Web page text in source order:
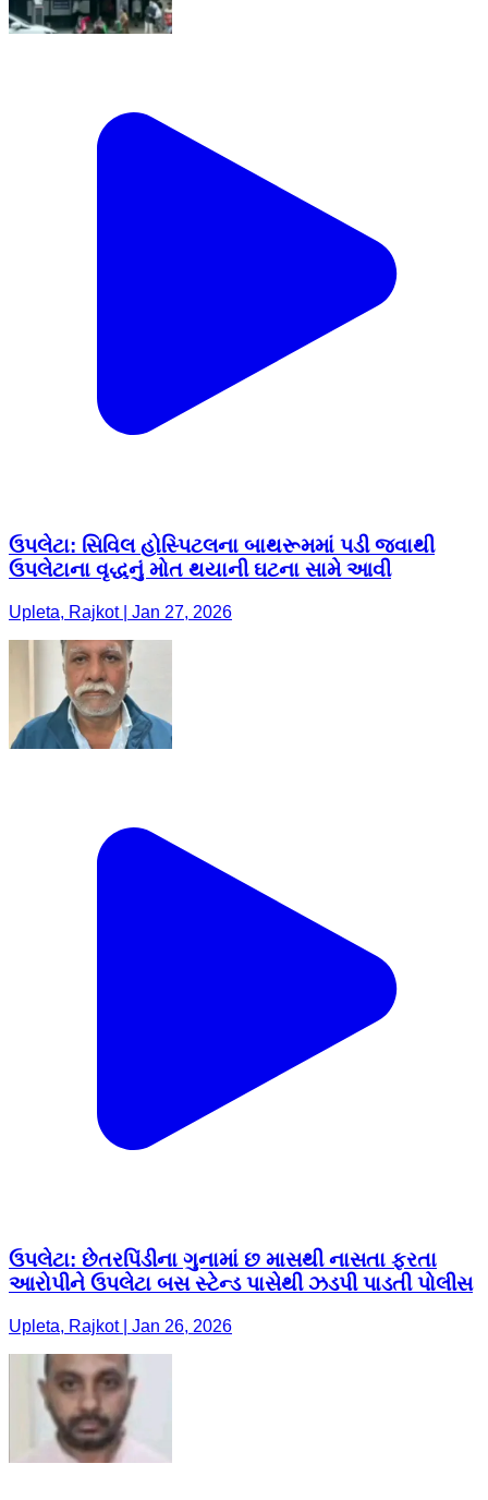
ઉપલેટા: સિવિલ હોસ્પિટલના બાથરૂમમાં પડી જવાથી
ઉપલેટાના વૃદ્ધનું મોત થયાની ઘટના સામે આવી
Upleta, Rajkot | Jan 27, 2026
ઉપલેટા: છેતરપિંડીના ગુનામાં છ માસથી નાસતા ફરતા
આરોપીને ઉપલેટા બસ સ્ટેન્ડ પાસેથી ઝડપી પાડતી પોલીસ
Upleta, Rajkot | Jan 26, 2026